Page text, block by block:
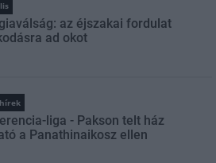
az éjszakai fordulat
ad okot
liga - Pakson telt ház
a Panathinaikosz ellen